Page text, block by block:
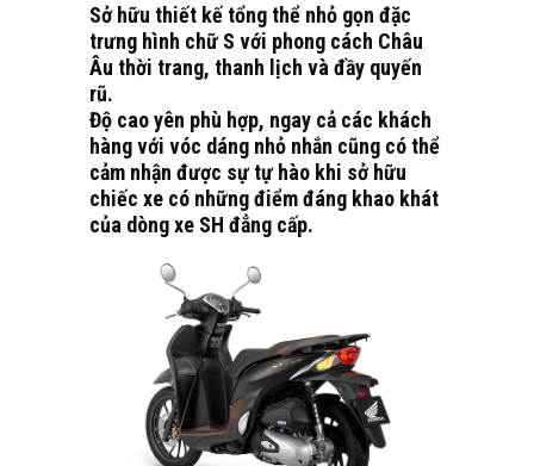
Sở hữu thiết kế tổng thể nhỏ gọn đặc
trưng hình chữ S với phong cách Châu
Âu thời trang, thanh lịch và đầy quyến
rũ.
Độ cao yên phù hợp, ngay cả các khách
hàng với vóc dáng nhỏ nhắn cũng có thể
cảm nhận được sự tự hào khi sở hữu
chiếc xe có những điểm đáng khao khát
của dòng xe SH đẳng cấp.